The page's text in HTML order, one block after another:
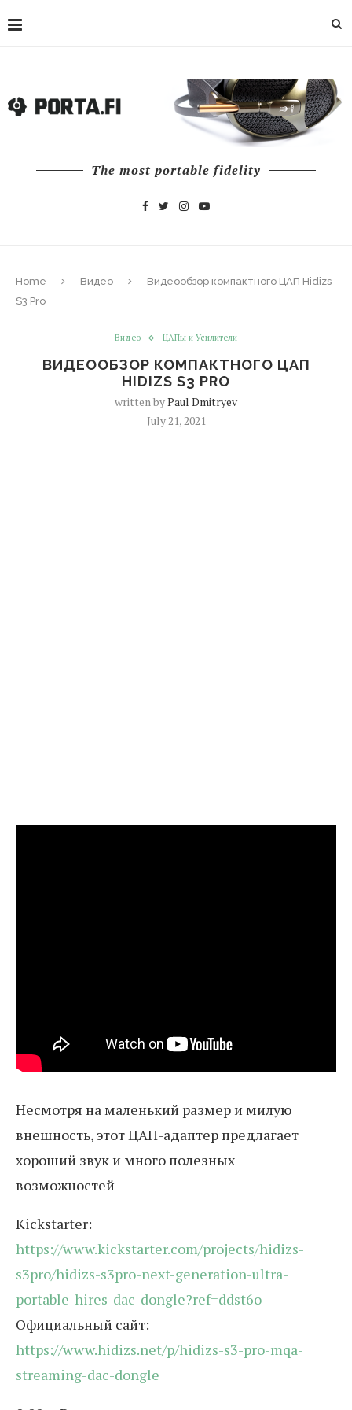
The most portable fidelity
Home Видео
Видеообзор компактного ЦАП Hidizs
S3 Pro
Видео ЦАПы и Усилители
ВИДЕООБЗОР КОМПАКТНОГО ЦАП
HIDIZS S3 PRO
written byPaul Dmitryev
July 21, 2021
Несмотря на маленький размер и милую
внешность, этот ЦАП-адаптер предлагает
хороший звук и много полезных
возможностей
Kickstarter:
https://www.kickstarter.com/projects/hidizs-
s3pro/hidizs-s3pro-next-generation-ultra-
portable-hires-dac-dongle?ref=ddst6o
Официальный сайт:
https://www.hidizs.net/p/hidizs-s3-pro-mqa-
streaming-dac-dongle